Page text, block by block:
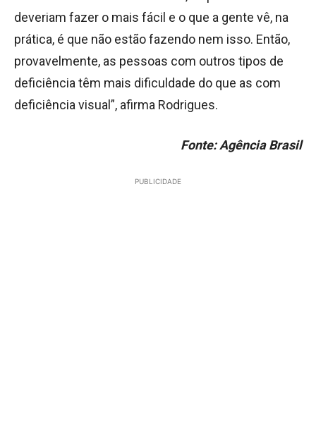
deveriam fazer o mais fácil e o que a gente vê, na
prática, é que não estão fazendo nem isso. Então,
provavelmente, as pessoas com outros tipos de
deficiência têm mais dificuldade do que as com
deficiência visual”, afirma Rodrigues.
Fonte: Agência Brasil
PUBLICIDADE